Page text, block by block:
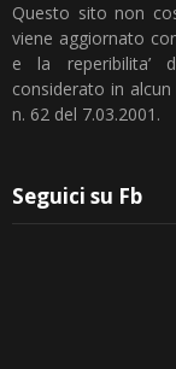
Questo sito non
viene aggiornato
e la reperibilita’
considerato in
n. 62 del 7.03.2001.
Seguici su Fb